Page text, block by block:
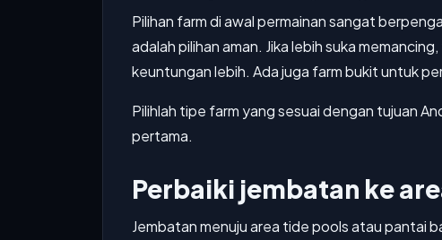
Pilihan farm di awal permainan sangat
adalah pilihan aman. Jika lebih suka
keuntungan lebih. Ada juga farm bukit untuk
Pilihlah tipe farm yang sesuai dengan tujuan
pertama.
Perbaiki jembatan ke
Jembatan menuju area tide pools atau pantai